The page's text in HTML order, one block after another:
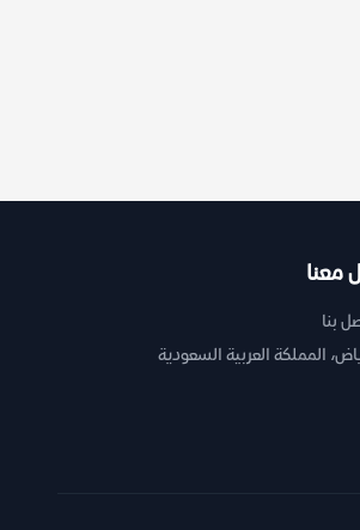
معنا
بنا
المملكة العربية السعودية